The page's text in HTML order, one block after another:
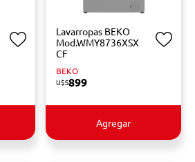
Lavarropas BEKO
Mod.WMY8736XSX
CF
BEKO
U$S899
Agregar